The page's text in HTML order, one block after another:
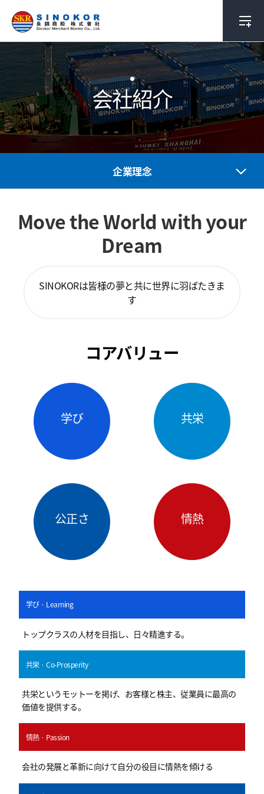
会社紹介
企業理念
Move the World with your
Dream
SINOKORは皆様の夢と共に世界に羽ばたきま
す
コアバリュー
学び 共栄
情熱
公正さ
学び · Learning
トップクラスの人材を目指し、日々精進する。
共栄 · Co-Prosperity
共栄というモットーを掲げ、お客様と株主、従業員に最高の
価値を提供する。
情熱 · Passion
会社の発展と革新に向けて自分の役目に情熱を傾ける